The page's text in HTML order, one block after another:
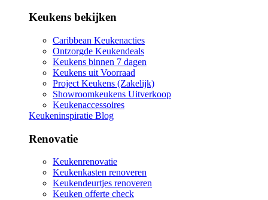
Keukens bekijken
Caribbean Keukenacties
Ontzorgde Keukendeals
Keukens binnen 7 dagen
Keukens uit Voorraad
Project Keukens (Zakelijk)
Showroomkeukens Uitverkoop
Keukenaccessoires
Keukeninspiratie Blog
Renovatie
Keukenrenovatie
Keukenkasten renoveren
Keukendeurtjes renoveren
Keuken offerte check